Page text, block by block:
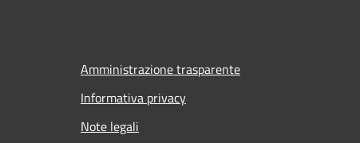
Amministrazione trasparente
Informativa privacy
Note legali